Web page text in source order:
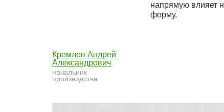
Кремлев Андрей
Александрович
начальник
производства
напрямую влияет
форму.